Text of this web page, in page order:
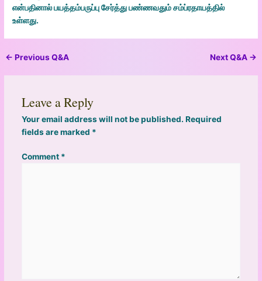
என்பதினால் பயத்தம்பருப்பு சேர்த்து பண்ணவதும் சம்ப்ரதாயத்தில்
உள்ளது.
← Previous Q&A Next Q&A →
Leave a Reply
Your email address will not be published. Required
fields are marked *
Comment *